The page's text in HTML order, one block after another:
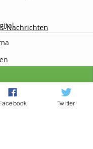
Nachrichten
Alle ansehen
Twitter